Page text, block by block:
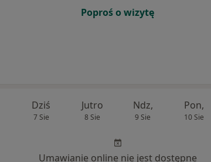
Poproś o wizytę
Dziś
7 Sie
Jutro
8 Sie
Ndz,
9 Sie
Pon,
10 Sie
Umawianie online nie jest dostępne